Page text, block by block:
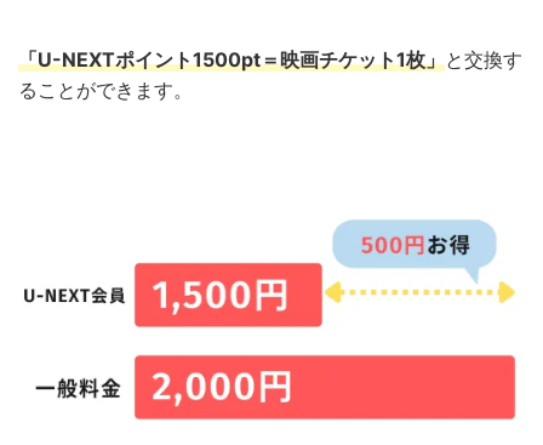
「U-NEXTポイント1500pt＝映画チケット1枚」と交換す
ることができます。